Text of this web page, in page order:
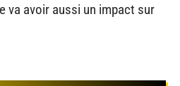
va avoir aussi un impact sur